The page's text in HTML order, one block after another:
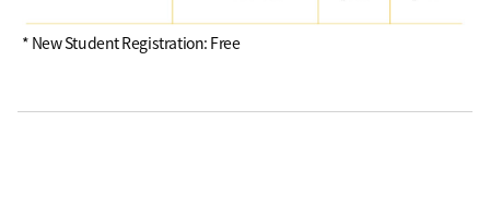
* New Student Registration: Free